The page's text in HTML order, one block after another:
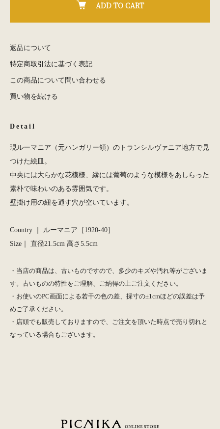
ADD TO CART
返品について
特定商取引法に基づく表記
この商品について問い合わせる
買い物を続ける
Detail
現ルーマニア（元ハンガリー領）のトランシルヴァニア地方で見
つけた絵皿。
中央には大らかな花模様、縁には葡萄のような模様をあしらった
素朴で味わいのある雰囲気です。
壁掛け用の紐を通す穴が空いています。
Country ｜ ルーマニア［1920-40］
Size｜ 直径21.5cm 高さ5.5cm
・当店の商品は、古いものですので、多少のキズや汚れ等がございま
す。古いものの特性をご理解、ご納得の上ご注文ください。
・お使いのPC画面による若干の色の差、採寸の±1cmほどの誤差は予
めご了承ください。
・店頭でも販売しておりますので、ご注文を頂いた時点で売り切れと
なっている場合もございます。